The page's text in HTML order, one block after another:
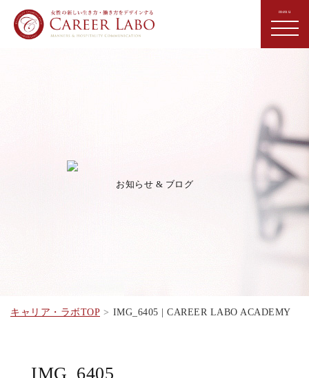
お知らせ & ブログ
キャリア・ラボTOP IMG_6405 | CAREER LABO ACADEMY
IMG_6405